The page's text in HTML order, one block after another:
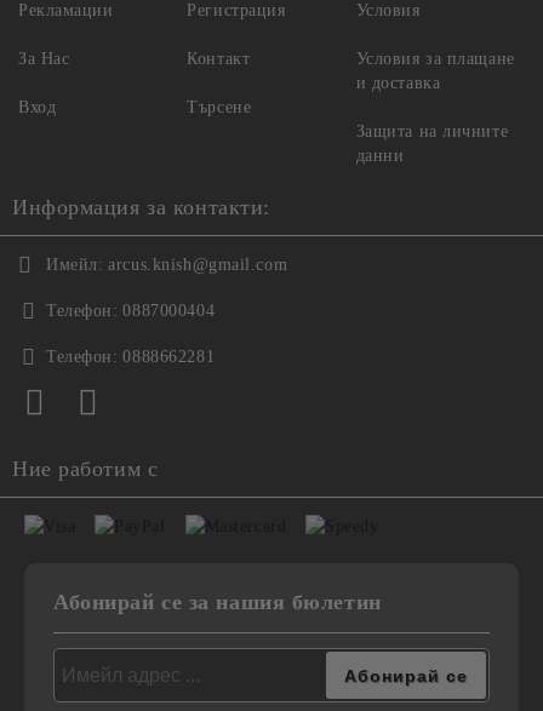
Рекламации
За Нас
Вход
Регистрация
Контакт
Търсене
Условия
Условия за плащане
и доставка
Защита на личните
данни
Информация за контакти:
Имейл: arcus.knish@gmail.com
Телефон: 0887000404
Телефон: 0888662281
Ние работим с
Абонирай се за нашия бюлетин